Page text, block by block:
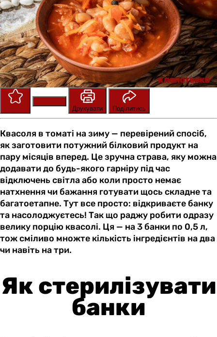
Друкувати
Поділитись
Квасоля в томаті на зиму — перевірений спосіб,
як заготовити потужний білковий продукт на
пару місяців вперед. Це зручна страва, яку можна
додавати до будь-якого гарніру під час
відключень світла або коли просто немає
натхнення чи бажання готувати щось складне та
багатоетапне. Тут все просто: відкриваєте банку
та насолоджуєтесь! Так що раджу робити одразу
велику порцію квасолі. Ця — на 3 банки по 0,5 л,
тож сміливо множте кількість інгредієнтів на два
чи навіть на три.
Як стерилізувати
банки